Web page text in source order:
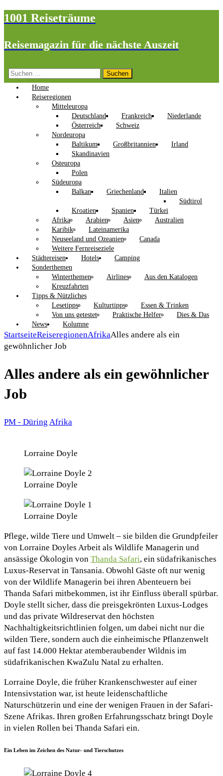
1001 Reiseträume
Reisemagazin für die nächste Auszeit
Suchen
nach:
Home
Reiseregionen
Mitteleuropa
Deutschland
Frankreich
Niederlande
Österreich
Schweiz
Nordeuropa
Baltikum
Großbritannien
Irland
Skandinavien
Osteuropa
Polen
Südeuropa
Balkan
Griechenland
Italien
Südtirol
Kroatien
Spanien
Türkei
Afrika
Arabien Asien
Australien
Karibik
Lateinamerika
Neuseeland und Ozeanien
Canada
Weitere Fernreiseziele
Städtereisen
Hotels
Camping
Sonderthemen
Winterthemen
Airlines
Aus den Katalogen
Kreuzfahrten
Tipps & Nützliches
Lesetipps
Kulturtipps
Essen & Trinken
Von uns getestet
Praktische Helfer
Dies & Das
News
Kolumne
StartseiteReiseregionenAfrikaAlles andere als ein
gewöhnlicher Job
Alles andere als ein gewöhnlicher
Job
PM - Düring Afrika
Lorraine Doyle
Lorraine Doyle
Lorraine Doyle
Pflege, wilde Tiere und Umwelt – sie bilden die Grundpfeiler
von Lorraine Doyles Arbeit als Wildlife Managerin und
ansässige Ökologin von Thanda Safari, ein südafrikanisches
Luxus-Reservat in Tansania. Obwohl Gäste oft nur wenig
von der Wildlife Managerin bei ihren Abenteuern bei
Thanda Safari mitbekommen, ist ihr Einfluss überall spürbar.
Doyle stellt sicher, dass die preisgekrönten Luxus-Lodges
und das private Wildreservat den höchsten
Nachhaltigkeitsrichtlinien folgen, um dabei nicht nur die
wilden Tiere, sondern auch die einheimische Pflanzenwelt
auf fast 14.000 Hektar atemberaubender Wildnis im
südafrikanischen KwaZulu Natal zu erhalten.
Lorraine Doyle, die früher Krankenschwester auf einer
Intensivstation war, ist heute leidenschaftliche
Naturschützerin und eine der wenigen Frauen in der Safari-
Szene Afrikas. Ihren großen Erfahrungsschatz bringt Doyle
in vielen Rollen bei Thanda Safari ein.
Ein Leben im Zeichen des Natur- und Tierschutzes